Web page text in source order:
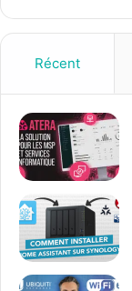
z
r
e
a
d
s
e
Récent